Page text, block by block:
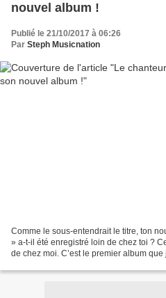
nouvel album !
Publié le 21/10/2017 à 06:26
Par Steph Musicnation
Comme le sous-entendrait le titre, ton
» a-t-il été enregistré loin de chez toi ?
de chez moi. C’est le premier album